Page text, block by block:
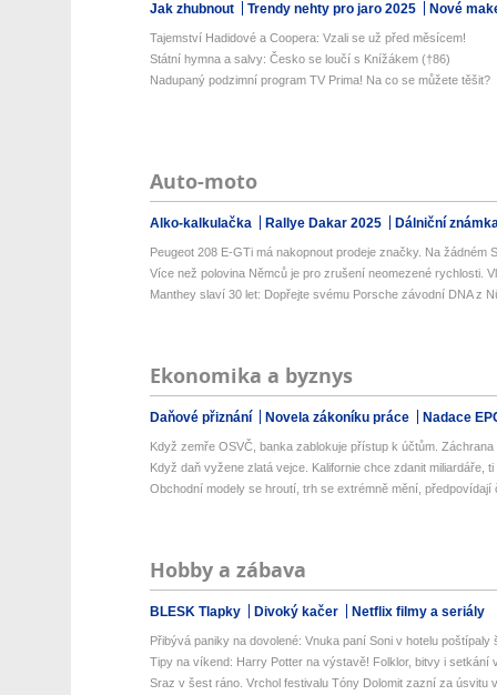
Jak zhubnout Trendy nehty pro jaro 2025 Nové
Tajemství Hadidové a Coopera: Vzali se už před měsícem!
Státní hymna a salvy: Česko se loučí s Knížákem (†86)
Nadupaný podzimní program TV Prima! Na co se můžete těšit?
Auto-moto
Alko-kalkulačka Rallye Dakar 2025 Dálniční
Peugeot 208 E-GTi má nakopnout prodeje značky. Na žádném
Více než polovina Němců je pro zrušení neomezené rychlosti.
Manthey slaví 30 let: Dopřejte svému Porsche závodní DNA z
Ekonomika a byznys
Daňové přiznání Novela zákoníku práce Nadace
Když zemře OSVČ, banka zablokuje přístup k účtům. Záchrana
Když daň vyžene zlatá vejce. Kalifornie chce zdanit miliardáře, ti
Obchodní modely se hroutí, trh se extrémně mění, předpovídají
Hobby a zábava
BLESK Tlapky Divoký kačer Netflix filmy a seriály
Přibývá paniky na dovolené: Vnuka paní Soni v hotelu poštípaly
Tipy na víkend: Harry Potter na výstavě! Folklor, bitvy i setkání
Sraz v šest ráno. Vrchol festivalu Tóny Dolomit zazní za úsvitu